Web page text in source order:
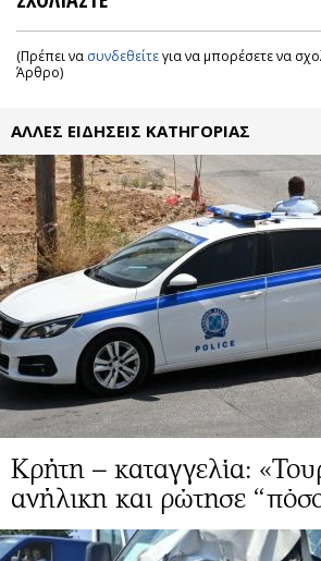
(Πρέπει να συνδεθείτεγια να μπορέσετε να
Άρθρο)
ΑΛΛΕΣ ΕΙΔΗΣΕΙΣ ΚΑΤΗΓΟΡΙΑΣ
Κρήτη – καταγγελία:
ανήλικη και ρώτησε